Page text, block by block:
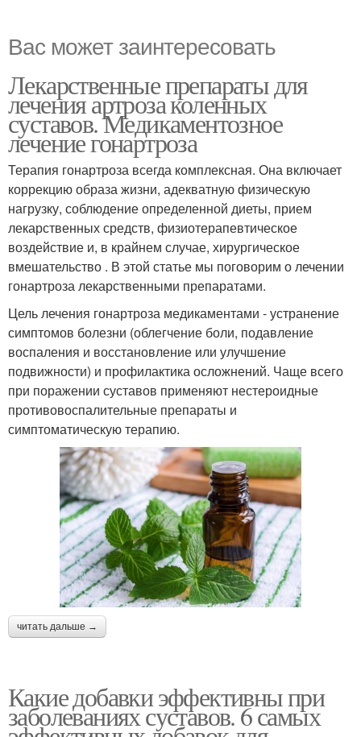
Вас может заинтересовать
Лекарственные препараты для
лечения артроза коленных
суставов. Медикаментозное
лечение гонартроза
Терапия гонартроза всегда комплексная. Она включает
коррекцию образа жизни, адекватную физическую
нагрузку, соблюдение определенной диеты, прием
лекарственных средств, физиотерапевтическое
воздействие и, в крайнем случае, хирургическое
вмешательство . В этой статье мы поговорим о лечении
гонартроза лекарственными препаратами.
Цель лечения гонартроза медикаментами - устранение
симптомов болезни (облегчение боли, подавление
воспаления и восстановление или улучшение
подвижности) и профилактика осложнений. Чаще всего
при поражении суставов применяют нестероидные
противовоспалительные препараты и
симптоматическую терапию.
читать дальше →
Какие добавки эффективны при
заболеваниях суставов. 6 самых